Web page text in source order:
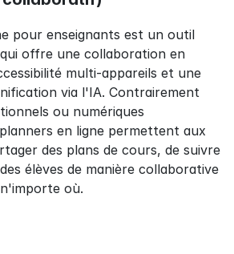
qui offre une collaboration en
multi-appareils et une
via l'IA. Contrairement
ou numériques
en ligne permettent aux
des plans de cours, de suivre
élèves de manière collaborative
où.